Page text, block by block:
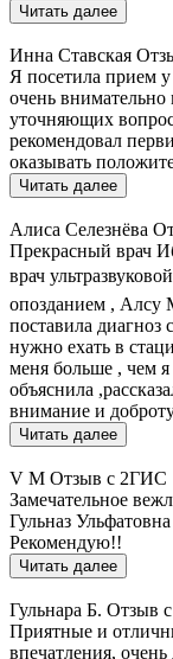
Читать далее
Инна Ставская
Я посетила прием
очень
уточняющих
рекомендовал
оказывать
Читать далее
Алиса Селезнёва
Прекрасный врач
врач
опозданием , Алсу
поставила диагноз
нужно ехать в
меня больше , чем я
объяснила
внимание и
Читать далее
V M Отзыв с 2ГИС
Замечательное
Гульназ
Рекомендую!!
Читать далее
Гульнара Б. Отзыв
Приятные и
впечатления, очень